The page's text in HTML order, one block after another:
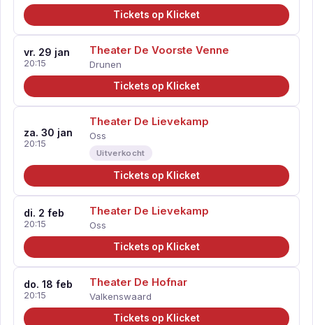
Tickets op Klicket
vr. 29 jan
20:15
Theater De Voorste Venne
Drunen
Tickets op Klicket
za. 30 jan
20:15
Theater De Lievekamp
Oss
Uitverkocht
Tickets op Klicket
di. 2 feb
20:15
Theater De Lievekamp
Oss
Tickets op Klicket
do. 18 feb
20:15
Theater De Hofnar
Valkenswaard
Tickets op Klicket